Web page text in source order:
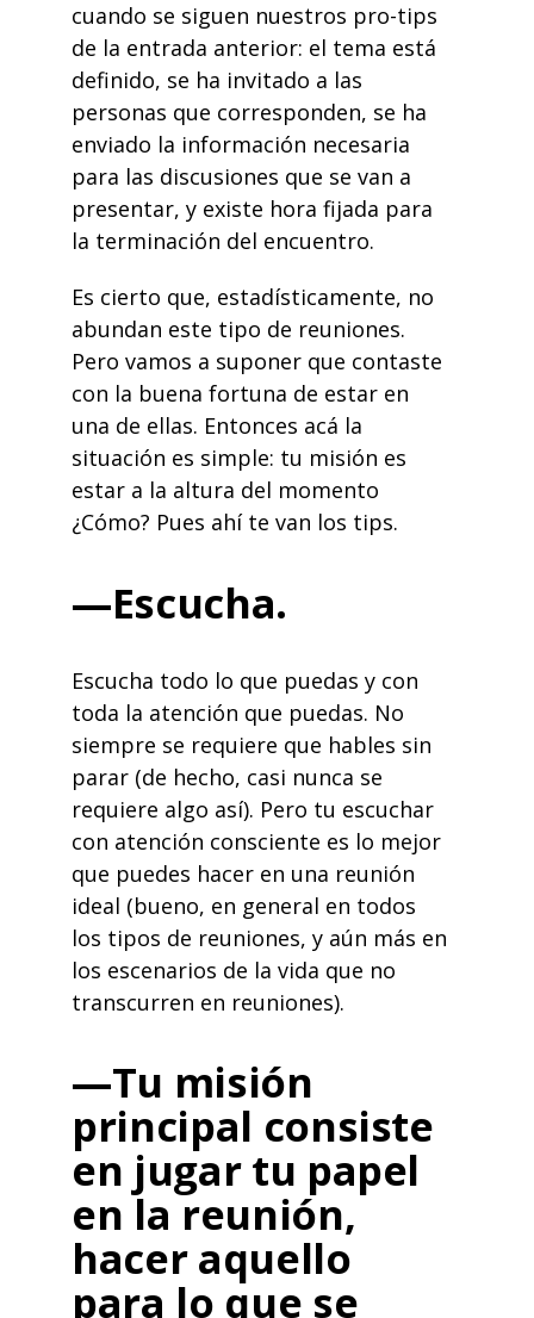
cuando se siguen nuestros pro-tips
de la entrada anterior: el tema está
definido, se ha invitado a las
personas que corresponden, se ha
enviado la información necesaria
para las discusiones que se van a
presentar, y existe hora fijada para
la terminación del encuentro.
Es cierto que, estadísticamente, no
abundan este tipo de reuniones.
Pero vamos a suponer que contaste
con la buena fortuna de estar en
una de ellas. Entonces acá la
situación es simple: tu misión es
estar a la altura del momento
¿Cómo? Pues ahí te van los tips.
—Escucha.
Escucha todo lo que puedas y con
toda la atención que puedas. No
siempre se requiere que hables sin
parar (de hecho, casi nunca se
requiere algo así). Pero tu escuchar
con atención consciente es lo mejor
que puedes hacer en una reunión
ideal (bueno, en general en todos
los tipos de reuniones, y aún más en
los escenarios de la vida que no
transcurren en reuniones).
—Tu misión
principal consiste
en jugar tu papel
en la reunión,
hacer aquello
para lo que se